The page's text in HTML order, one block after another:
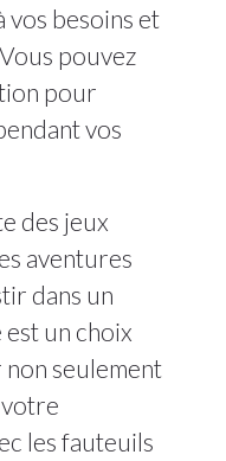
vos besoins et
pouvez
pour
vos
des jeux
aventures
dans un
un choix
seulement
les fauteuils